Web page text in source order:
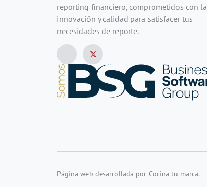
reporting financiero, comprometidos con la
innovación y calidad para satisfacer tus
necesidades de reporte.
Página web desarrollada por Cocina tu marca.